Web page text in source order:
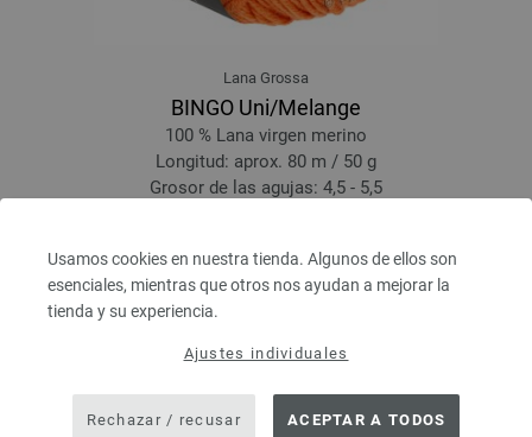
Usamos cookies en nuestra tienda. Algunos de ellos son
esenciales, mientras que otros nos ayudan a mejorar la
tienda y su experiencia.
Ajustes individuales
Rechazar / recusar ACEPTAR A TODOS
Lana Grossa
BINGO Uni/Melange
100 % Lana virgen merino
Longitud: aprox. 80 m / 50 g
Grosor de las agujas: 4,5 - 5,5
IVA no incluido, más gastos de envío, Precio base:65,60 € / kg
prev next